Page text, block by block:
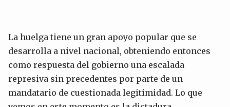
La huelga tiene un gran apoyo popular que se
desarrolla a nivel nacional, obteniendo entonces
como respuesta del gobierno una escalada
represiva sin precedentes por parte de un
mandatario de cuestionada legitimidad. Lo que